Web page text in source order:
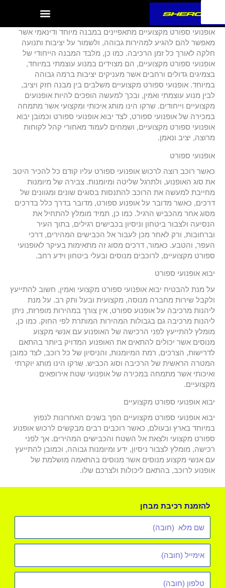
אופנועי ספורט מקצועיים מתאפיינים במבנה מיוחד ודינאמי אשר
מאפשר להם להגיע למהירות גבוהה, ולשמור על יציבות ותנועה
חלקה לאורך כל זמן הרכיבה. כמו כן, מלבד המבנה הייחודי של
אופנועי ספורט מקצועיים, הם מצוידים במנוע עוצמתי במיוחד,
בצמיגים גדולים ורחבים אשר מעניקים יציבות ברמה גבוהה
במיוחד. אופנועי ספורט מקצועיים משלבים בין מבנה חזק ויציב,
לבין מנוע עוצמתי ואמין, ובכך למעשה הופכים להיות אופנועים
מקצועיים וייחודים. שרקו הינו מותג איכותי ומקצועי אשר מתמחה
במכירה של אופנועי ספורט, לצד יבוא אופנועי ספורט וכמובן יבוא
אופנועי ספורט מקצועיים, ושמחים לעמוד מאחורי קהל לקוחות
מרוצה, יציב ונאמן.
אופנועי ספורט
כאשר רוכב רוצה לרכוש אופנועי ספורט עליו קודם כל להכיר היטב
את סוג האופנוע, ולתרגל שליטה ומיומנות. צבירה של מיומנות
מחייבת למעשה את הרוכב להתנסות בסוגים שונים ומגוונים של
דרכים, כאשר מדובר על אופנוע ספורט, מדובר בדרך כלל בדרכים
מסוג אחר מהכביש הרגיל. כמו כן, תמיד מומלץ להתחיל את
הנסיעה ולצבור ביטחון וניסיון בכבישים רגילים, בתוך העיר
וברחובות, ורק לאחר מכן לעבור אל הכבישים המהירים, דרכי
העפר, והטבע. כאמור, דרכים מסוג זה מתאימות בעיקר לאופנועי
ספורט מקצועיים, לרוכבים מנוסים ובעלי ביטחון וידע רחב.
יבוא אופנועי ספורט
על מנת להבטיח יבוא אופנועי ספורט מקצועי ואמין, חשוב להתייעץ
ולקבל שירות מחברה מנוסה, מקצועית ובעל ותק רב. על מנת
ליהנות מרכיבה על אופנוע ספורט, אין צורך במהירות מופרזת, ניתן
ליהנות מרכיבה גם בגבולות המהירות המותרת לפי החוק. כמו כן,
מומלץ להתייעץ לפני הרכישה של האופנוע עם אנשי מקצוע
מנוסים אשר יכולים להתאים את האופנוע המדויק ביותר בהתאם
לדרישות, הצרכים, רמת המיומנות, והניסיון של כל רוכב, לצד כמובן
המטרה הראשית של הרכיבה וסוג הכביש. שרקו הינו מותג יוקרתי
ואיכותי אשר מתמחה במכירה של אופנועי שטח אירופאים
מקצועיים.
יבוא אופנועי ספורט מקצועיים
יבוא אופנועי ספורט מקצועיים הפך בשנים האחרונות לנפוץ
במיוחד בארץ ובעולם, כאשר רוכבים רבים מבקשים לרכוש אופנוע
ספורט מקצועי ולצאת אל השטח והכבישים המהירים. אך לפני
רכישה, מומלץ לצבור ניסיון, ידע ומיומנות גבוהה, וכמובן להתייעץ
עם אנשי מקצוע מנוסים אשר מנוסים בהתאמה מושלמת של
אופנוע לרוכב, בהתאם ליכולות ולצרכם שלו.
להזמנת רכיבת מבחן
מלא